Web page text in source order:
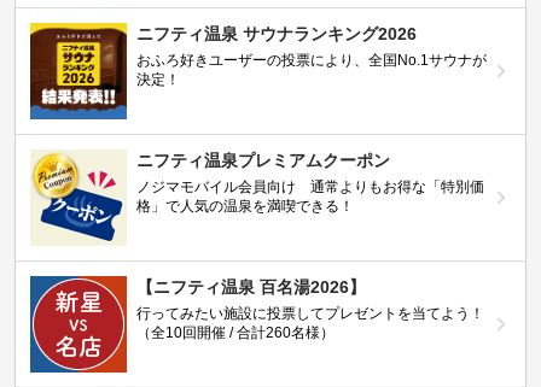
ニフティ温泉 サウナランキング2026
おふろ好きユーザーの投票により、全国No.1サウナが
決定！
ニフティ温泉プレミアムクーポン
ノジマモバイル会員向け 通常よりもお得な「特別価
格」で人気の温泉を満喫できる！
【ニフティ温泉 百名湯2026】
行ってみたい施設に投票してプレゼントを当てよう！
（全10回開催 / 合計260名様）